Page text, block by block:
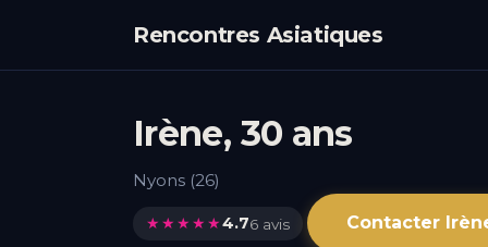
Rencontres Asiatiques
Irène, 30 ans
Nyons (26)
★★★★★4.76 avis Contacter